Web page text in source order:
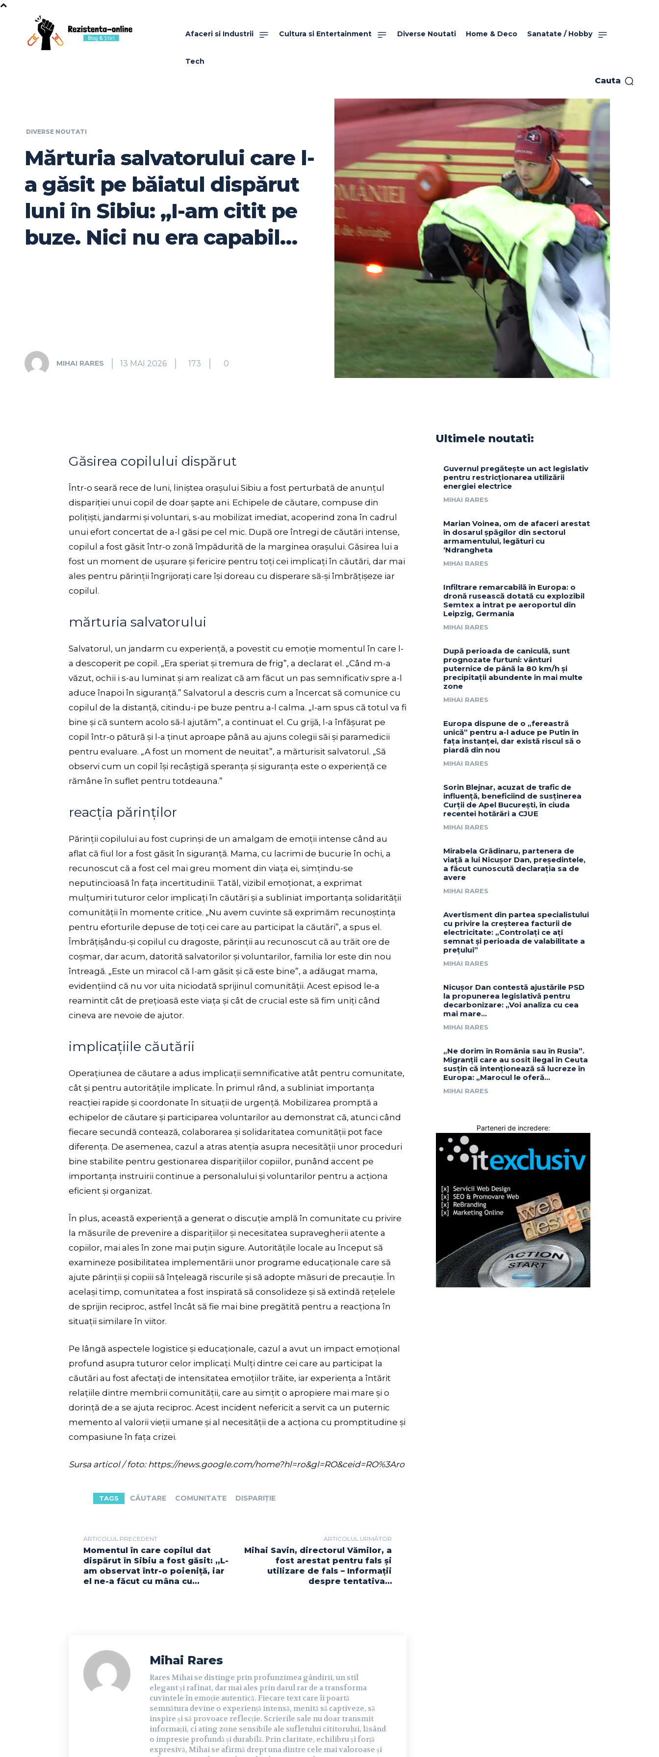
Afaceri si Industrii Cultura si Entertainment Diverse Noutati Home & Deco Sanatate / Hobby
Tech
Cauta
DIVERSE NOUTATI
Mărturia salvatorului care l-
a găsit pe băiatul dispărut
luni în Sibiu: „I-am citit pe
buze. Nici nu era capabil…
MIHAI RARES 13 MAI 2026 173 0
Găsirea copilului dispărut
Într-o seară rece de luni, liniștea orașului Sibiu a fost perturbată de anunțul
dispariției unui copil de doar șapte ani. Echipele de căutare, compuse din
polițiști, jandarmi și voluntari, s-au mobilizat imediat, acoperind zona în cadrul
unui efort concertat de a-l găsi pe cel mic. După ore întregi de căutări intense,
copilul a fost găsit într-o zonă împădurită de la marginea orașului. Găsirea lui a
fost un moment de ușurare și fericire pentru toți cei implicați în căutări, dar mai
ales pentru părinții îngrijorați care își doreau cu disperare să-și îmbrățișeze iar
copilul.
mărturia salvatorului
Salvatorul, un jandarm cu experiență, a povestit cu emoție momentul în care l-
a descoperit pe copil. „Era speriat și tremura de frig”, a declarat el. „Când m-a
văzut, ochii i s-au luminat și am realizat că am făcut un pas semnificativ spre a-l
aduce înapoi în siguranță.” Salvatorul a descris cum a încercat să comunice cu
copilul de la distanță, citindu-i pe buze pentru a-l calma. „I-am spus că totul va fi
bine și că suntem acolo să-l ajutăm”, a continuat el. Cu grijă, l-a înfășurat pe
copil într-o pătură și l-a ținut aproape până au ajuns colegii săi și paramedicii
pentru evaluare. „A fost un moment de neuitat”, a mărturisit salvatorul. „Să
observi cum un copil își recâștigă speranța și siguranța este o experiență ce
rămâne în suflet pentru totdeauna.”
reacția părinților
Părinții copilului au fost cuprinși de un amalgam de emoții intense când au
aflat că fiul lor a fost găsit în siguranță. Mama, cu lacrimi de bucurie în ochi, a
recunoscut că a fost cel mai greu moment din viața ei, simțindu-se
neputincioasă în fața incertitudinii. Tatăl, vizibil emoționat, a exprimat
mulțumiri tuturor celor implicați în căutări și a subliniat importanța solidarității
comunității în momente critice. „Nu avem cuvinte să exprimăm recunoștința
pentru eforturile depuse de toți cei care au participat la căutări”, a spus el.
Îmbrățișându-și copilul cu dragoste, părinții au recunoscut că au trăit ore de
coșmar, dar acum, datorită salvatorilor și voluntarilor, familia lor este din nou
întreagă. „Este un miracol că l-am găsit și că este bine”, a adăugat mama,
evidențiind că nu vor uita niciodată sprijinul comunității. Acest episod le-a
reamintit cât de prețioasă este viața și cât de crucial este să fim uniți când
cineva are nevoie de ajutor.
implicațiile căutării
Operațiunea de căutare a adus implicații semnificative atât pentru comunitate,
cât și pentru autoritățile implicate. În primul rând, a subliniat importanța
reacției rapide și coordonate în situații de urgență. Mobilizarea promptă a
echipelor de căutare și participarea voluntarilor au demonstrat că, atunci când
fiecare secundă contează, colaborarea și solidaritatea comunității pot face
diferența. De asemenea, cazul a atras atenția asupra necesității unor proceduri
bine stabilite pentru gestionarea disparițiilor copiilor, punând accent pe
importanța instruirii continue a personalului și voluntarilor pentru a acționa
eficient și organizat.
În plus, această experiență a generat o discuție amplă în comunitate cu privire
la măsurile de prevenire a disparițiilor și necesitatea supravegherii atente a
copiilor, mai ales în zone mai puțin sigure. Autoritățile locale au început să
examineze posibilitatea implementării unor programe educaționale care să
ajute părinții și copiii să înțeleagă riscurile și să adopte măsuri de precauție. În
același timp, comunitatea a fost inspirată să consolideze și să extindă rețelele
de sprijin reciproc, astfel încât să fie mai bine pregătită pentru a reacționa în
situații similare în viitor.
Pe lângă aspectele logistice și educaționale, cazul a avut un impact emoțional
profund asupra tuturor celor implicați. Mulți dintre cei care au participat la
căutări au fost afectați de intensitatea emoțiilor trăite, iar experiența a întărit
relațiile dintre membrii comunității, care au simțit o apropiere mai mare și o
dorință de a se ajuta reciproc. Acest incident nefericit a servit ca un puternic
memento al valorii vieții umane și al necesității de a acționa cu promptitudine și
compasiune în fața crizei.
Sursa articol / foto: https://news.google.com/home?hl=ro&gl=RO&ceid=RO%3Aro
TAGS CĂUTARE COMUNITATE DISPARIȚIE
ARTICOLUL PRECEDENT
Momentul în care copilul dat
dispărut în Sibiu a fost găsit: „L-
am observat într-o poieniță, iar
el ne-a făcut cu mâna cu…
ARTICOLUL URMĂTOR
Mihai Savin, directorul Vămilor, a
fost arestat pentru fals şi
utilizare de fals – Informaţii
despre tentativa…
Mihai Rares
Rares Mihai se distinge prin profunzimea gândirii, un stil
elegant și rafinat, dar mai ales prin darul rar de a transforma
cuvintele în emoție autentică. Fiecare text care îi poartă
semnătura devine o experiență intensă, menită să captiveze, să
inspire și să provoace reflecție. Scrierile sale nu doar transmit
informații, ci ating zone sensibile ale sufletului cititorului, lăsând
o impresie profundă și durabilă. Prin claritate, echilibru și forță
expresivă, Mihai se afirmă drept una dintre cele mai valoroase și
Ultimele noutati:
Guvernul pregătește un act legislativ
pentru restricționarea utilizării
energiei electrice
MIHAI RARES
Marian Voinea, om de afaceri arestat
în dosarul șpăgilor din sectorul
armamentului, legături cu
‘Ndrangheta
MIHAI RARES
Infiltrare remarcabilă în Europa: o
dronă rusească dotată cu explozibil
Semtex a intrat pe aeroportul din
Leipzig, Germania
MIHAI RARES
După perioada de caniculă, sunt
prognozate furtuni: vânturi
puternice de până la 80 km/h și
precipitații abundente în mai multe
zone
MIHAI RARES
Europa dispune de o „fereastră
unică” pentru a-l aduce pe Putin în
fața instanței, dar există riscul să o
piardă din nou
MIHAI RARES
Sorin Blejnar, acuzat de trafic de
influență, beneficiind de susținerea
Curții de Apel București, în ciuda
recentei hotărâri a CJUE
MIHAI RARES
Mirabela Grădinaru, partenera de
viață a lui Nicușor Dan, președintele,
a făcut cunoscută declarația sa de
avere
MIHAI RARES
Avertisment din partea specialistului
cu privire la creșterea facturii de
electricitate: „Controlați ce ați
semnat și perioada de valabilitate a
prețului”
MIHAI RARES
Nicușor Dan contestă ajustările PSD
la propunerea legislativă pentru
decarbonizare: „Voi analiza cu cea
mai mare…
MIHAI RARES
„Ne dorim în România sau în Rusia”.
Migranții care au sosit ilegal în Ceuta
susțin că intenționează să lucreze în
Europa: „Marocul le oferă...
MIHAI RARES
Parteneri de incredere: